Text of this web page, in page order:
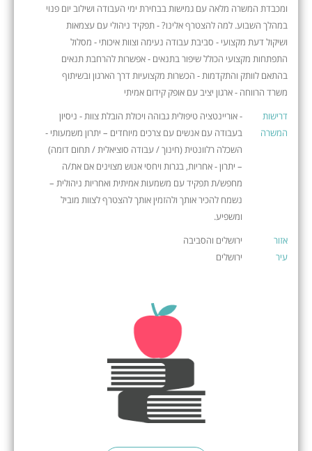
ומכבדת המשרה מלאה עם גמישות בבחירת ימי העבודה ושילוב יום פנוי
במהלך השבוע. למה להצטרף אלינו? - תפקיד ניהולי עם עצמאות
ושיקול דעת מקצועי - סביבת עבודה נעימה וצוות איכותי - מסלול
התפתחות מקצועי הכולל שיפור בתנאים - אפשרות להרחבת תנאים
בהתאם לוותק והתקדמות - הכשרות מקצועיות דרך הארגון ובשיתוף
משרד הרווחה - ארגון יציב עם אופק קידום אמיתי
דרישות
המשרה
- אוריינטציה טיפולית גבוהה ויכולת הובלת צוות - ניסיון
בעבודה עם אנשים עם צרכים מיוחדים – יתרון משמעותי -
השכלה רלוונטית (חינוך / עבודה סוציאלית / תחום דומה)
– יתרון - אחריות, בגרות ויחסי אנוש מצוינים אם את/ה
מחפש/ת תפקיד עם משמעות אמיתית ואחריות ניהולית –
נשמח להכיר אותך ולהזמין אותך להצטרף לצוות מוביל
ומשפיע.
אזור
ירושלים והסביבה
עיר
ירושלים